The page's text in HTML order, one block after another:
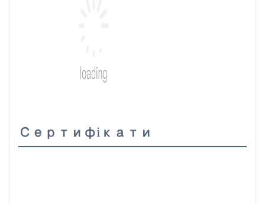
Сертифікати